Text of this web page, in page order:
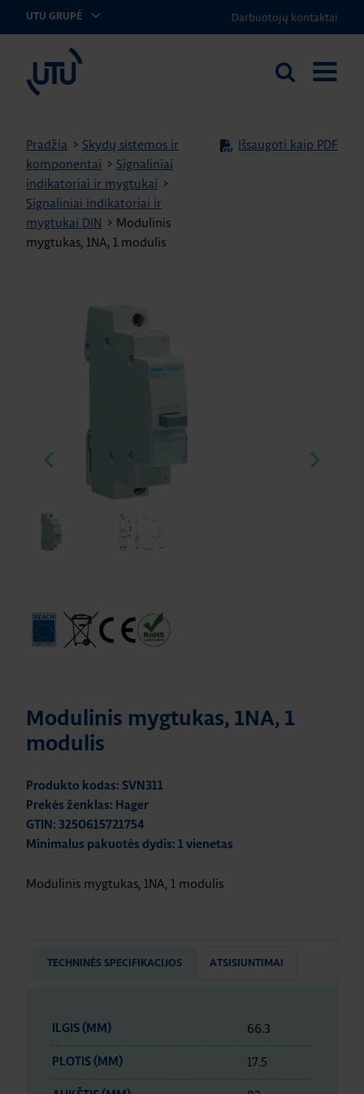
UTU GRUPĖ Darbuotojų kontaktai
UTU Lithuania
Ieškoti
Pradžia > Skydų sistemos ir
komponentai > Signaliniai
indikatoriai ir mygtukai >
Signaliniai indikatoriai ir
mygtukai DIN > Modulinis
mygtukas, 1NA, 1 modulis
Išsaugoti kaip PDF
Modulinis mygtukas, 1NA, 1
modulis
Produkto kodas: SVN311
Prekės ženklas: Hager
GTIN: 3250615721754
Minimalus pakuotės dydis: 1 vienetas
Modulinis mygtukas, 1NA, 1 modulis
TECHNINĖS SPECIFIKACIJOS ATSISIUNTIMAI
ILGIS (MM) 66.3
PLOTIS (MM) 17.5